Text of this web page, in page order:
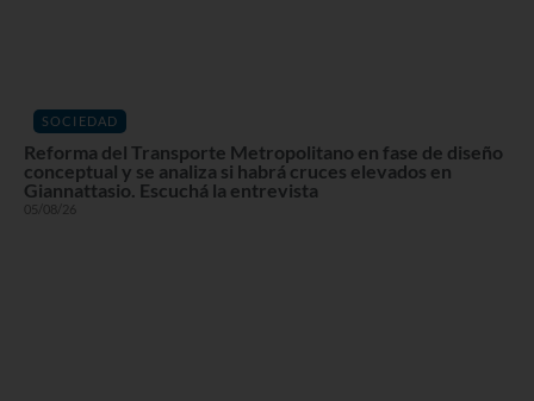
SOCIEDAD
Reforma del Transporte Metropolitano en fase de diseño
conceptual y se analiza si habrá cruces elevados en
Giannattasio. Escuchá la entrevista
05/08/26